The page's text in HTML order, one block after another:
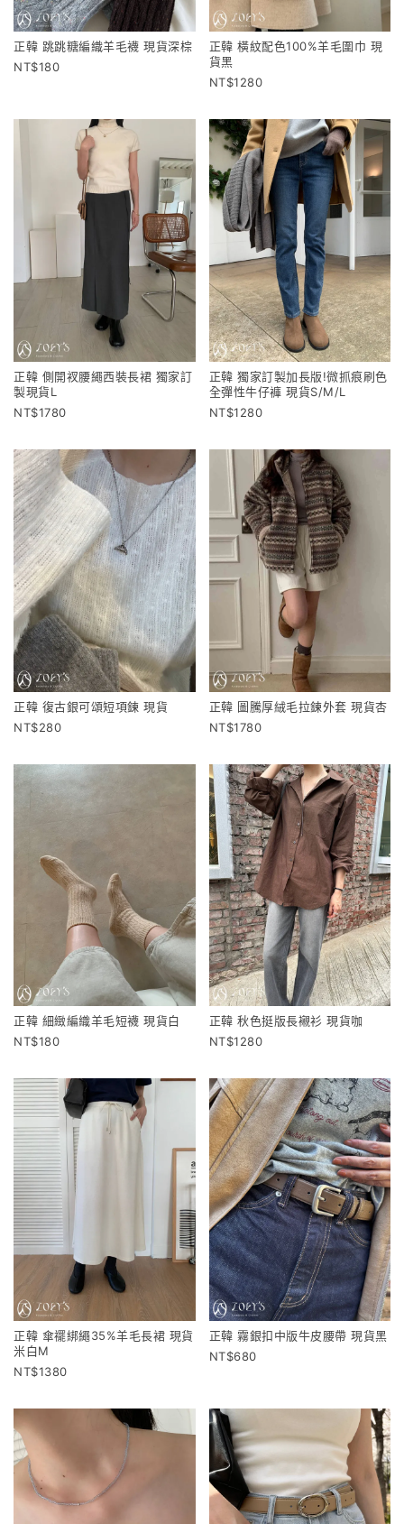
正韓 跳跳糖編織羊毛襪 現貨深棕
180
正韓 橫紋配色100%羊毛圍巾 現
貨黑
1280
正韓 側開衩腰繩西裝長裙 獨家訂
製現貨L
1780
正韓 獨家訂製加長版!微抓痕刷色
全彈性牛仔褲 現貨S/M/L
1280
正韓 復古銀可頌短項鍊 現貨
280
正韓 圖騰厚絨毛拉鍊外套 現貨杏
1780
正韓 細緻編織羊毛短襪 現貨白
180
正韓 秋色挺版長襯衫 現貨咖
1280
正韓 傘襬綁繩35%羊毛長裙 現貨
米白M
1380
正韓 霧銀扣中版牛皮腰帶 現貨黑
680